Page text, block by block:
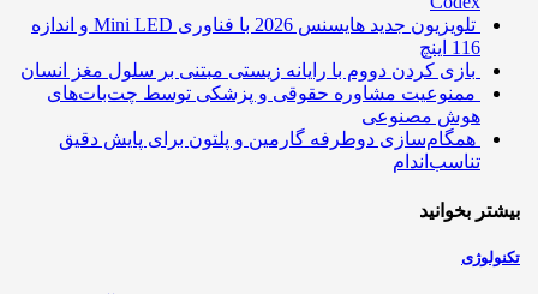
تلویزیون جدید هایسنس 2026 با فناوری Mini LED و اندازه
بازی کردن دووم با رایانه زیستی مبتنی بر سلول مغز انسان
ممنوعیت مشاوره حقوقی و پزشکی توسط چت‌بات‌های
هوش مصنوعی
همگام‌سازی دوطرفه گارمین و پلتون برای پایش دقیق
تناسب‌اندام
بخوانید